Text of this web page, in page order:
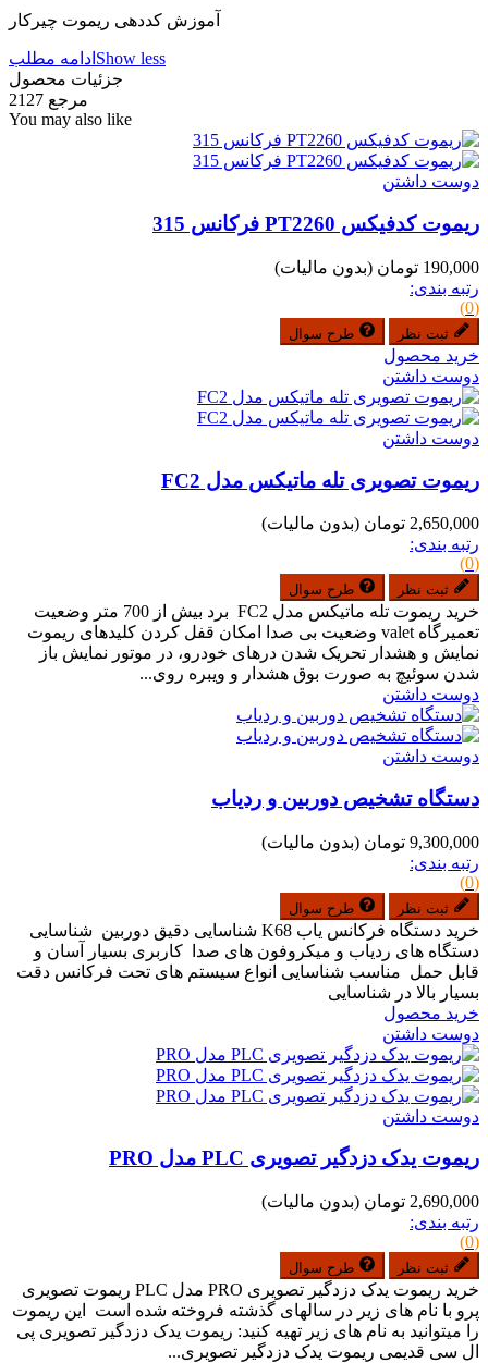
آموزش کددهی ریموت چیرکار
ادامه مطلب Show less
جزئیات محصول
مرجع 2127
You may also like
دوست داشتن
ریموت کدفیکس PT2260 فرکانس 315
190,000 تومان
(بدون مالیات)
رتبه بندی:
(0)
ثبت نظر طرح سوال
خرید محصول
دوست داشتن
دوست داشتن
ریموت تصویری تله ماتیکس مدل FC2
2,650,000 تومان
(بدون مالیات)
رتبه بندی:
(0)
ثبت نظر طرح سوال
خرید ریموت تله ماتیکس مدل FC2 برد بیش از 700 متر وضعیت
تعمیرگاه valet وضعیت بی صدا امکان قفل کردن کلیدهای ریموت
نمایش و هشدار تحریک شدن درهای خودرو، در موتور نمایش باز
شدن سوئیچ به صورت بوق هشدار و ویبره روی...
دوست داشتن
دوست داشتن
دستگاه تشخیص دوربین و ردیاب
9,300,000 تومان
(بدون مالیات)
رتبه بندی:
(0)
ثبت نظر طرح سوال
خرید دستگاه فرکانس یاب K68 شناسایی دقیق دوربین شناسایی
دستگاه های ردیاب و میکروفون های صدا کاربری بسیار آسان و
قابل حمل مناسب شناسایی انواع سیستم های تحت فرکانس دقت
بسیار بالا در شناسایی
خرید محصول
دوست داشتن
دوست داشتن
ریموت یدک دزدگیر تصویری PLC مدل PRO
2,690,000 تومان
(بدون مالیات)
رتبه بندی:
(0)
ثبت نظر طرح سوال
خرید ریموت یدک دزدگیر تصویری PRO مدل PLC ریموت تصویری
پرو با نام های زیر در سالهای گذشته فروخته شده است این ریموت
را میتوانید به نام های زیر تهیه کنید: ریموت یدک دزدگیر تصویری پی
ال سی قدیمی ریموت یدک دزدگیر تصویری...